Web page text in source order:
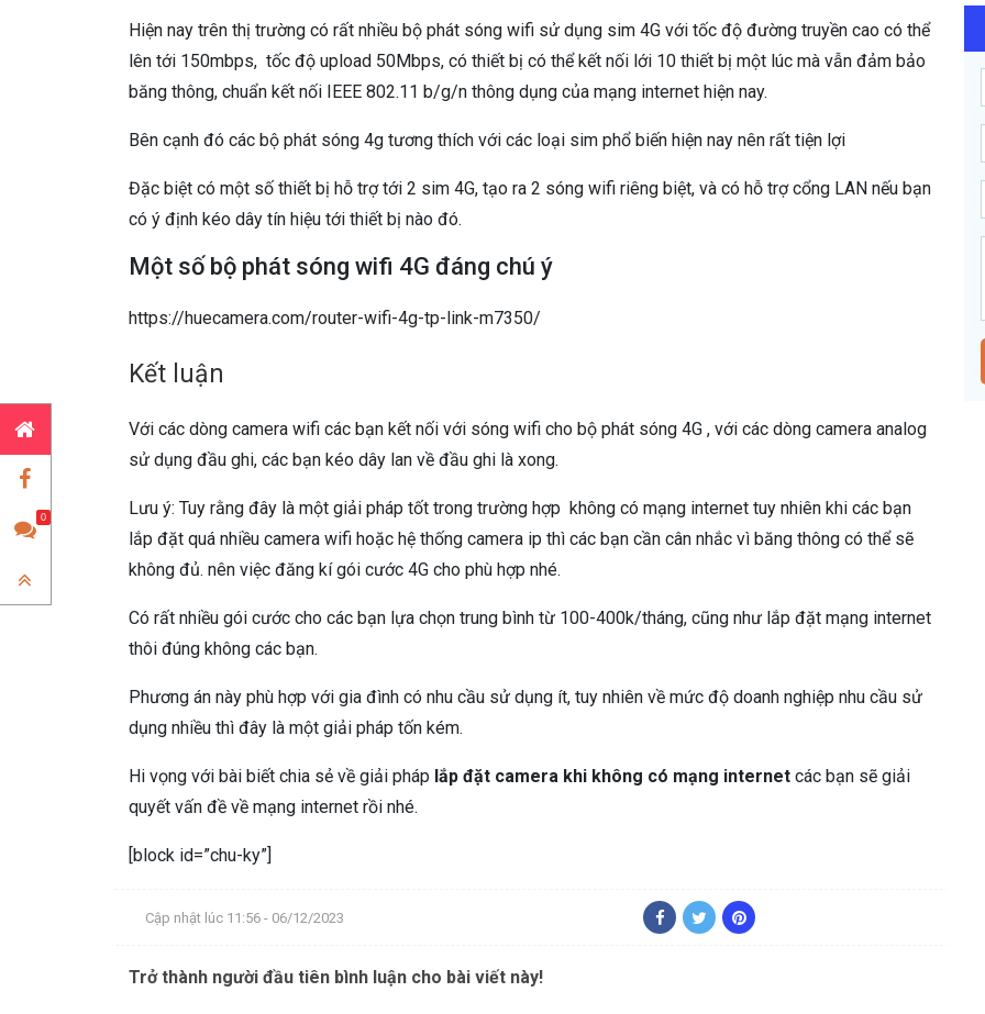
Hiện nay trên thị trường có rất nhiều bộ phát sóng wifi sử dụng sim 4G với tốc độ đường truyền cao có thể
lên tới 150mbps, tốc độ upload 50Mbps, có thiết bị có thể kết nối lới 10 thiết bị một lúc mà vẫn đảm bảo
băng thông, chuẩn kết nối IEEE 802.11 b/g/n thông dụng của mạng internet hiện nay.
Bên cạnh đó các bộ phát sóng 4g tương thích với các loại sim phổ biến hiện nay nên rất tiện lợi
Đặc biệt có một số thiết bị hỗ trợ tới 2 sim 4G, tạo ra 2 sóng wifi riêng biệt, và có hỗ trợ cổng LAN nếu bạn
có ý định kéo dây tín hiệu tới thiết bị nào đó.
Một số bộ phát sóng wifi 4G đáng chú ý
https://huecamera.com/router-wifi-4g-tp-link-m7350/
Kết luận
Với các dòng camera wifi các bạn kết nối với sóng wifi cho bộ phát sóng 4G , với các dòng camera analog
sử dụng đầu ghi, các bạn kéo dây lan về đầu ghi là xong.
Lưu ý: Tuy rằng đây là một giải pháp tốt trong trường hợp không có mạng internet tuy nhiên khi các bạn
lắp đặt quá nhiều camera wifi hoặc hệ thống camera ip thì các bạn cần cân nhắc vì băng thông có thể sẽ
không đủ. nên việc đăng kí gói cước 4G cho phù hợp nhé.
Có rất nhiều gói cước cho các bạn lựa chọn trung bình từ 100-400k/tháng, cũng như lắp đặt mạng internet
thôi đúng không các bạn.
Phương án này phù hợp với gia đình có nhu cầu sử dụng ít, tuy nhiên về mức độ doanh nghiệp nhu cầu sử
dụng nhiều thì đây là một giải pháp tốn kém.
Hi vọng với bài biết chia sẻ về giải pháp lắp đặt camera khi không có mạng internet các bạn sẽ giải
quyết vấn đề về mạng internet rồi nhé.
[block id=”chu-ky”]
Cập nhật lúc 11:56 - 06/12/2023
Trở thành người đầu tiên bình luận cho bài viết này!
0